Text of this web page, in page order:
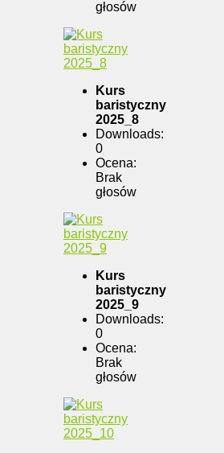
głosów
Kurs
baristyczny
2025_8
Downloads:
0
Ocena:
Brak
głosów
Kurs
baristyczny
2025_9
Downloads:
0
Ocena:
Brak
głosów